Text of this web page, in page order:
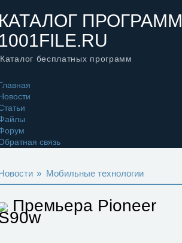
ПРОГРАММ
Каталог бесплатных программ
связь
» Мобильные технологии
Премьера Pioneer